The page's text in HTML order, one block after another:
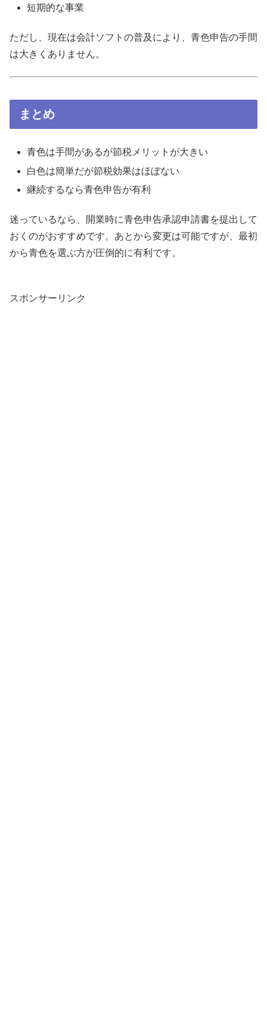
短期的な事業
ただし、現在は会計ソフトの普及により、青色申告の手間
は大きくありません。
まとめ
青色は手間があるが節税メリットが大きい
白色は簡単だが節税効果はほぼない
継続するなら青色申告が有利
迷っているなら、開業時に青色申告承認申請書を提出して
おくのがおすすめです。あとから変更は可能ですが、最初
から青色を選ぶ方が圧倒的に有利です。
スポンサーリンク